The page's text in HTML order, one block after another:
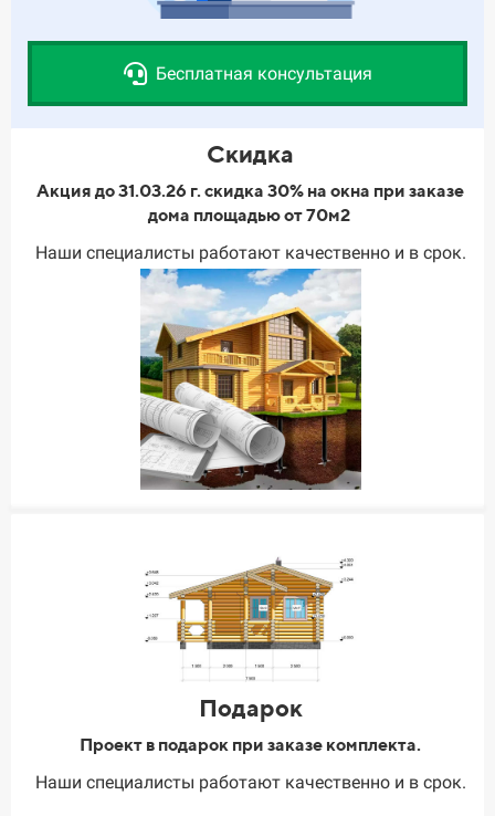
Бесплатная консультация
Скидка
Акция до 31.03.26 г. скидка 30% на окна при заказе
дома площадью от 70м2
Наши специалисты работают качественно и в срок.
Подарок
Проект в подарок при заказе комплекта.
Наши специалисты работают качественно и в срок.